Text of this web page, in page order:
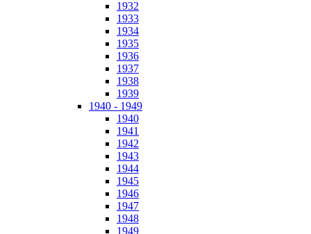
1932
1933
1934
1935
1936
1937
1938
1939
1940 - 1949
1940
1941
1942
1943
1944
1945
1946
1947
1948
1949